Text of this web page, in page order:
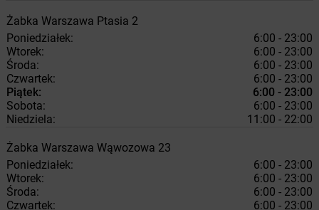
Żabka Warszawa Ptasia 2
Poniedziałek:
6:00 - 23:00
Wtorek:
6:00 - 23:00
Środa:
6:00 - 23:00
Czwartek:
6:00 - 23:00
Piątek:
6:00 - 23:00
Sobota:
6:00 - 23:00
Niedziela:
11:00 - 22:00
Żabka Warszawa Wąwozowa 23
Poniedziałek:
6:00 - 23:00
Wtorek:
6:00 - 23:00
Środa:
6:00 - 23:00
Czwartek:
6:00 - 23:00